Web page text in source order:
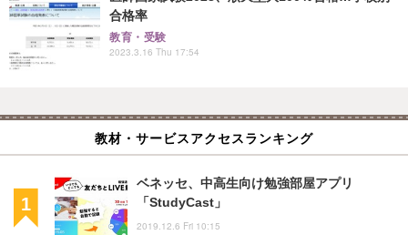
合格率
教育・受験
2023.3.16 Thu 17:54
教材・サービスアクセスランキング
ベネッセ、中高生向け勉強部屋アプリ
「StudyCast」
2019.12.6 Fri 10:15